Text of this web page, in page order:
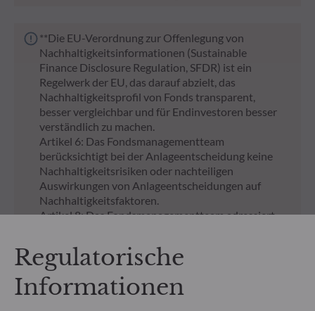
**Die EU-Verordnung zur Offenlegung von
Nachhaltigkeitsinformationen (Sustainable
Finance Disclosure Regulation, SFDR) ist ein
Regelwerk der EU, das darauf abzielt, das
Nachhaltigkeitsprofil von Fonds transparent,
besser vergleichbar und für Endinvestoren besser
verständlich zu machen.
Artikel 6: Das Fondsmanagementteam
berücksichtigt bei der Anlageentscheidung keine
Nachhaltigkeitsrisiken oder nachteiligen
Auswirkungen von Anlageentscheidungen auf
Nachhaltigkeitsfaktoren.
Artikel 8: Das Fondsmanagementteam adressiert
(Umwelt und/oder Soziales und/oder Governance)
in den Anlageentscheidungsprozess einbezieht.
Artikel 9: Das Fondsmanagementteam verfolgt ein
striktes nachhaltiges Anlageziel, das wesentlich zu
Regulatorische
Informationen